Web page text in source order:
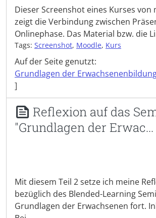
Dieser Screenshot eines Kurses
zeigt die Verbindung zwischen
Onlinephase. Das Material bzw. die
Tags: Screenshot, Moodle, Kurs
Auf der Seite genutzt:
Grundlagen der
]
Reflexion auf das
"Grundlagen der Erwac...
Mit diesem Teil 2 setze ich meine
bezüglich des Blended-Learning
Grundlagen der Erwachsenen fort.